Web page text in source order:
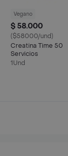
Vegano
$ 58.000
($58000/und)
Creatina Time 50
Servicios
1Und